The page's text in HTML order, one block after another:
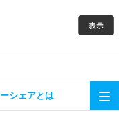
シェアとは